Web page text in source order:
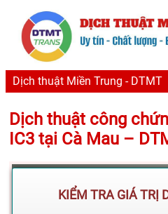
Dịch thuật Miền Trung - DTMT
Dịch thuật công
IC3 tại Cà Mau –
KIỂM TRA GIÁ TRỊ